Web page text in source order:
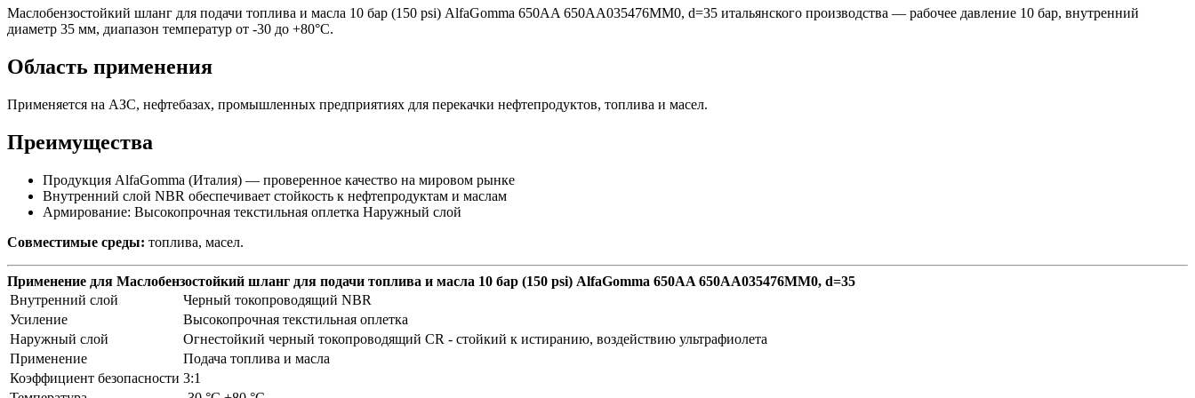
Маслобензостойкий шланг для подачи топлива и масла 10 бар (150 psi) AlfaGomma 650AA 650AA035476MM0, d=35 итальянского производства — рабочее давление 10 бар, внутренний
диаметр 35 мм, диапазон температур от -30 до +80°C.
Область применения
Применяется на АЗС, нефтебазах, промышленных предприятиях для перекачки нефтепродуктов, топлива и масел.
Преимущества
Продукция AlfaGomma (Италия) — проверенное качество на мировом рынке
Внутренний слой NBR обеспечивает стойкость к нефтепродуктам и маслам
Армирование: Высокопрочная текстильная оплетка Наружный слой
Совместимые среды: топлива, масел.
Применение для Маслобензостойкий шланг для подачи топлива и масла 10 бар (150 psi) AlfaGomma 650AA 650AA035476MM0, d=35
Внутренний слой
Черный токопроводящий NBR
Усиление
Высокопрочная текстильная оплетка
Наружный слой
Огнестойкий черный токопроводящий CR - стойкий к истиранию, воздействию ультрафиолета
Применение
Подача топлива и масла
Коэффициент безопасности 3:1